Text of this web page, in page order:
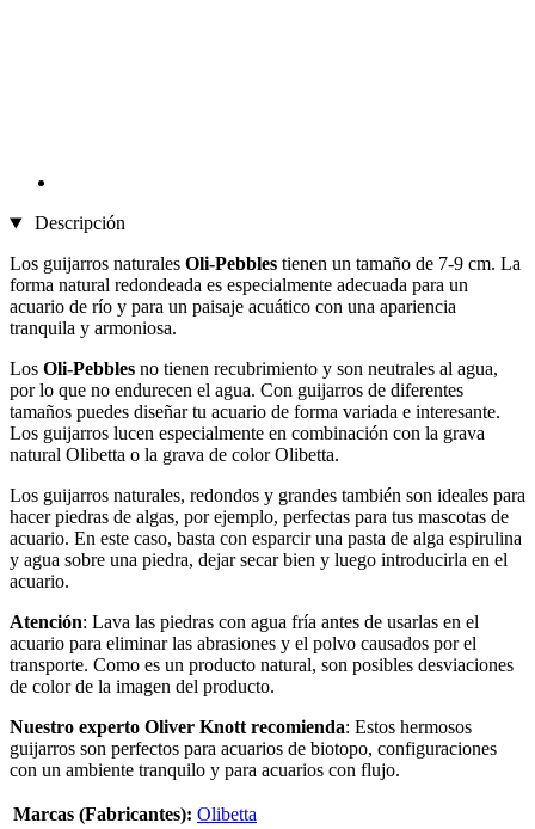
Descripción
Los guijarros naturales Oli-Pebbles tienen un tamaño de 7-9 cm. La
forma natural redondeada es especialmente adecuada para un
acuario de río y para un paisaje acuático con una apariencia
tranquila y armoniosa.
Los Oli-Pebbles no tienen recubrimiento y son neutrales al agua,
por lo que no endurecen el agua. Con guijarros de diferentes
tamaños puedes diseñar tu acuario de forma variada e interesante.
Los guijarros lucen especialmente en combinación con la grava
natural Olibetta o la grava de color Olibetta.
Los guijarros naturales, redondos y grandes también son ideales para
hacer piedras de algas, por ejemplo, perfectas para tus mascotas de
acuario. En este caso, basta con esparcir una pasta de alga espirulina
y agua sobre una piedra, dejar secar bien y luego introducirla en el
acuario.
Atención: Lava las piedras con agua fría antes de usarlas en el
acuario para eliminar las abrasiones y el polvo causados ​​por el
transporte. Como es un producto natural, son posibles desviaciones
de color de la imagen del producto.
Nuestro experto Oliver Knott recomienda: Estos hermosos
guijarros son perfectos para acuarios de biotopo, configuraciones
con un ambiente tranquilo y para acuarios con flujo.
Marcas (Fabricantes): Olibetta